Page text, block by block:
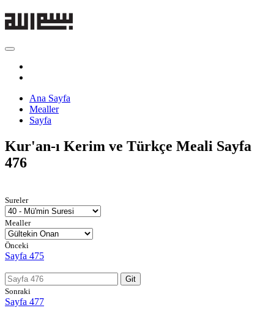
Ana Sayfa
Mealler
Sayfa
Kur'an-ı Kerim ve Türkçe Meali Sayfa
476
Sureler
Mealler
Önceki
Sayfa 475
Git
Sonraki
Sayfa 477